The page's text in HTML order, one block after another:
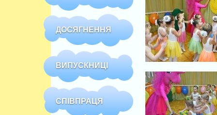
ДОСЯГНЕННЯ
ВИПУСКНИЦІ
СПІВПРАЦЯ